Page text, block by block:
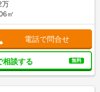
万
㎡
電話で問合せ
相談する 無料